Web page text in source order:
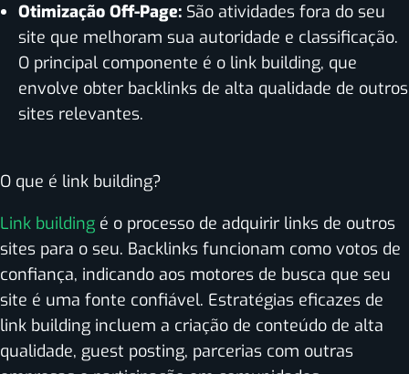
Otimização Off-Page: São atividades fora do seu
site que melhoram sua autoridade e classificação.
O principal componente é o link building, que
envolve obter backlinks de alta qualidade de outros
sites relevantes.
O que é link building?
Link building é o processo de adquirir links de outros
sites para o seu. Backlinks funcionam como votos de
confiança, indicando aos motores de busca que seu
site é uma fonte confiável. Estratégias eficazes de
link building incluem a criação de conteúdo de alta
qualidade, guest posting, parcerias com outras